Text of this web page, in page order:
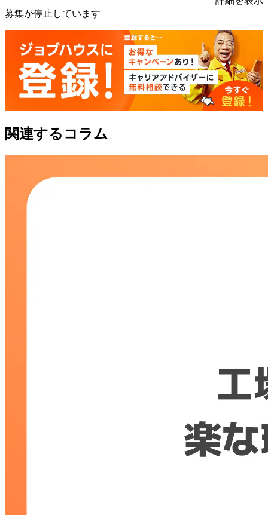
募集が停止しています
関連するコラム